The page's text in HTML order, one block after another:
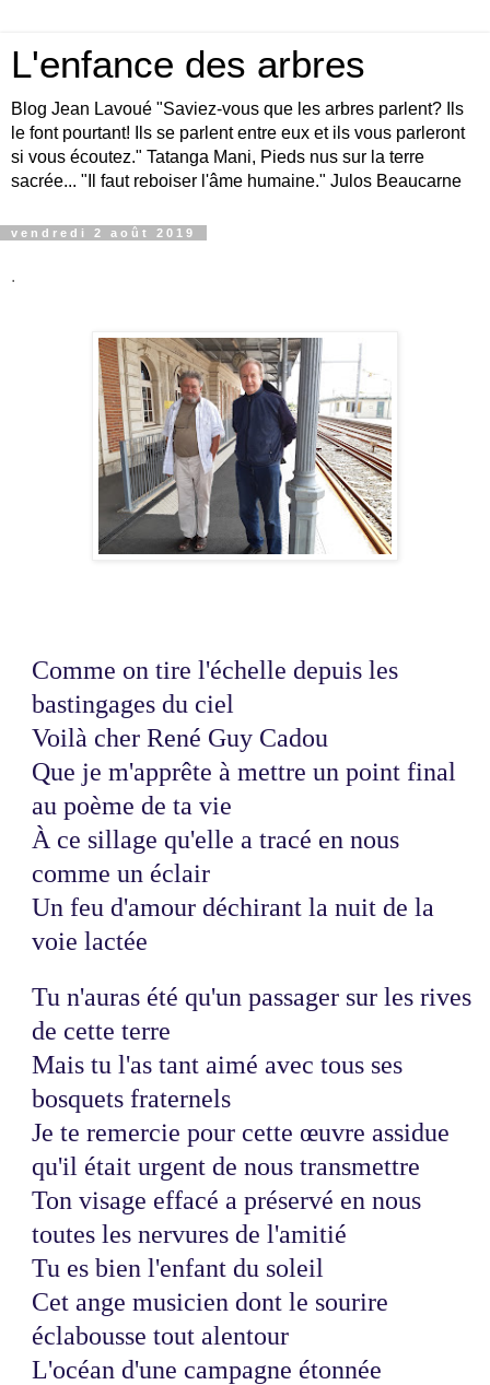
L'enfance des arbres
Blog Jean Lavoué "Saviez-vous que les arbres parlent? Ils
le font pourtant! Ils se parlent entre eux et ils vous parleront
si vous écoutez." Tatanga Mani, Pieds nus sur la terre
sacrée... "Il faut reboiser l'âme humaine." Julos Beaucarne
vendredi 2 août 2019
.
Comme on tire l'échelle depuis les
bastingages du ciel
Voilà cher René Guy Cadou
Que je m'apprête à mettre un point final
au poème de ta vie
À ce sillage qu'elle a tracé en nous
comme un éclair
Un feu d'amour déchirant la nuit de la
voie lactée
Tu n'auras été qu'un passager sur les rives
de cette terre
Mais tu l'as tant aimé avec tous ses
bosquets fraternels
Je te remercie pour cette œuvre assidue
qu'il était urgent de nous transmettre
Ton visage effacé a préservé en nous
toutes les nervures de l'amitié
Tu es bien l'enfant du soleil
Cet ange musicien dont le sourire
éclabousse tout alentour
L'océan d'une campagne étonnée